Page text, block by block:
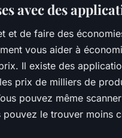
avec des
et de faire des
vous aider à
Il existe des
prix de milliers de
pouvez même
le trouver moins